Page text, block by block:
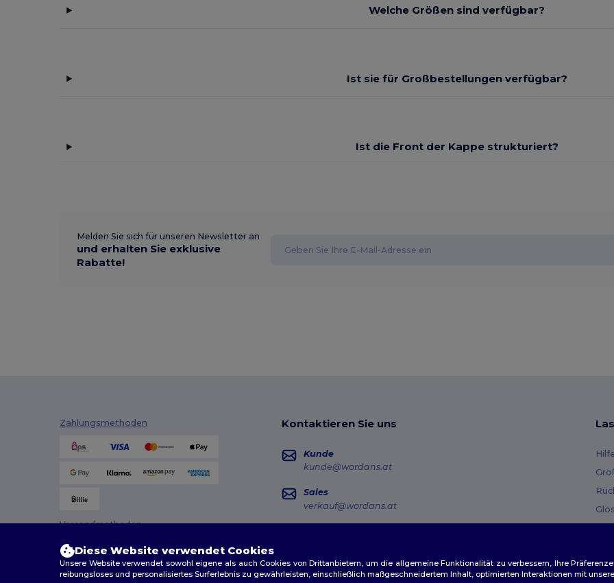
Welche Größen sind verfügbar?
Ist sie für Großbestellungen verfügbar?
Ist die Front der Kappe strukturiert?
Melden Sie sich für unseren Newsletter an
und erhalten Sie exklusive
Rabatte!
Zahlungsmethoden
Versandmethoden
Kontaktieren Sie uns
Kunde
kunde@wordans.at
Sales
verkauf@wordans.at
Diese Website verwendet Cookies
Unsere Website verwendet sowohl eigene als auch Cookies von Drittanbietern, um die allgemeine Funktionalität zu verbessern, Ihre
reibungsloses und personalisiertes Surferlebnis zu gewährleisten, einschließlich maßgeschneidertem Inhalt, optimierten Interaktionen mit